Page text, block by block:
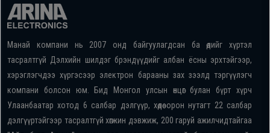
Манай компани нь 2007 онд байгуулагдсан ба өдийг хүртэл
тасралтгүй Дэлхийн шилдэг брэндүүдийг албан ёсны эрхтэйгээр,
хэрэглэгчдээ хүргэсээр электрон барааны зах зээлд тэргүүлэгч
компани болсон юм. Бид Монгол улсын өнцөг булан бүрт хүрч
Улаанбаатар хотод 6 салбар дэлгүүр, хөдөө орон нутагт 22 салбар
дэлгүүртэйгээр тасралтгүй хөгжин дэвжиж, 200 гаруй ажилчидтайгаа